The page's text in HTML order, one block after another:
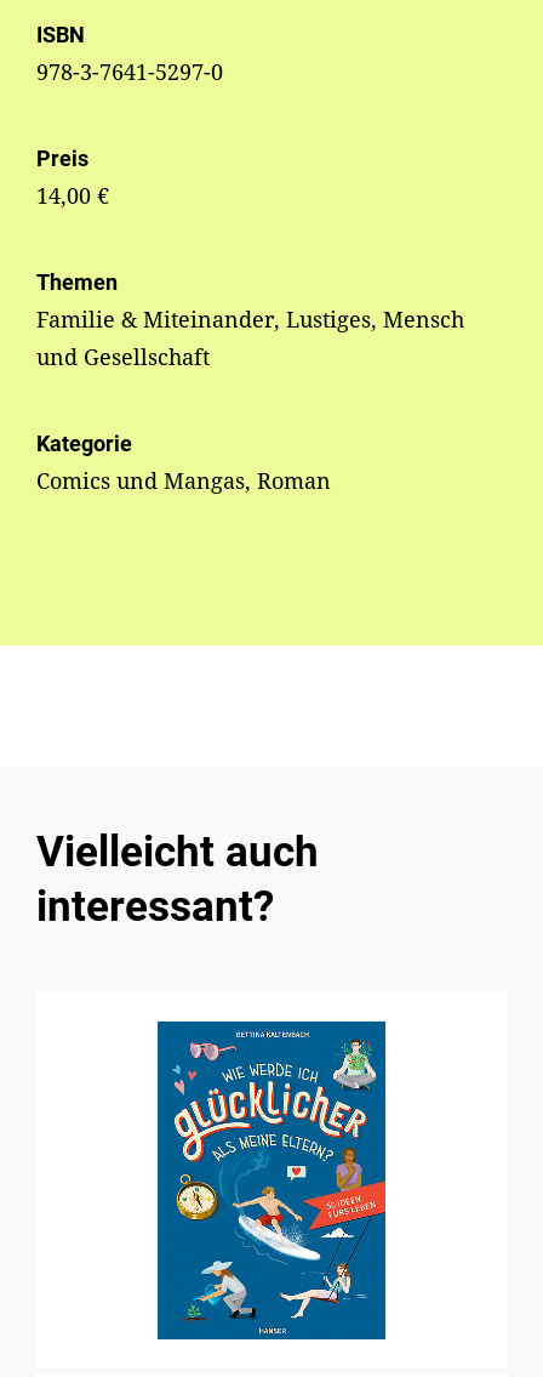
ISBN
978-3-7641-5297-0
Preis
14,00 €
Themen
Familie & Miteinander, Lustiges, Mensch
und Gesellschaft
Kategorie
Comics und Mangas, Roman
Vielleicht auch
interessant?